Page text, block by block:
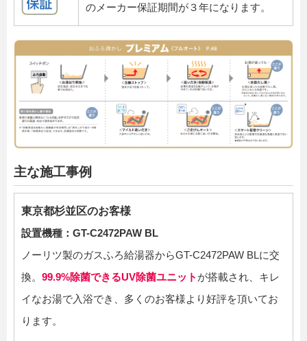
のメーカー保証期間が３年になります。
主な施工事例
東京都杉並区のお客様
設置機種：GT-C2472PAW BL
ノーリツ製のガスふろ給湯器からGT-C2472PAW BLに交
換。 99.9%除菌できるUV除菌ユニット が搭載され、キレ
イなお湯で入浴でき、多くのお客様より好評を頂いてお
ります。